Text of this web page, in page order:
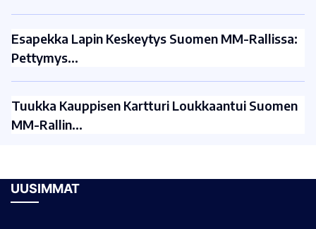
Esapekka Lapin Keskeytys Suomen MM-Rallissa:
Pettymys…
Tuukka Kauppisen Kartturi Loukkaantui Suomen
MM-Rallin…
UUSIMMAT